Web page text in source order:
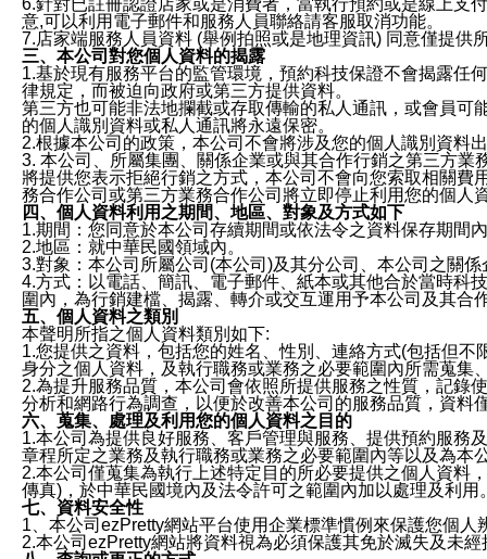
意,可以利用電子郵件和服務人員聯絡請客服取消功能。
7.店家端服務人員資料 (舉例拍照或是地理資訊) 同意僅提
三、本公司對您個人資料的揭露
1.基於現有服務平台的監管環境，預約科技保證不會揭露任
律規定，而被迫向政府或第三方提供資料。
第三方也可能非法地攔截或存取傳輸的私人通訊，或會員
的個人識別資料或私人通訊將永遠保密。
2.根據本公司的政策，本公司不會將涉及您的個人識別資料
3. 本公司、所屬集團、關係企業或與其合作行銷之第三方
將提供您表示拒絕行銷之方式，本公司不會向您索取相關
務合作公司或第三方業務合作公司將立即停止利用您的個人
四、個人資料利用之期間、地區、對象及方式如下
1.期間：您同意於本公司存續期間或依法令之資料保存期間
2.地區：就中華民國領域內。
3.對象：本公司所屬公司(本公司)及其分公司、本公司之關
4.方式：以電話、簡訊、電子郵件、紙本或其他合於當時科
圍內，為行銷建檔、揭露、轉介或交互運用予本公司及其合
五、個人資料之類別
本聲明所指之個人資料類別如下:
1.您提供之資料，包括您的姓名、性別、連絡方式(包括但
身分之個人資料，及執行職務或業務之必要範圍內所需蒐集
2.為提升服務品質，本公司會依照所提供服務之性質，記錄
分析和網路行為調查，以便於改善本公司的服務品質，資料
六、蒐集、處理及利用您的個人資料之目的
1.本公司為提供良好服務、客戶管理與服務、提供預約服務
章程所定之業務及執行職務或業務之必要範圍內等以及為
2.本公司僅蒐集為執行上述特定目的所必要提供之個人資料
傳真)，於中華民國境內及法令許可之範圍內加以處理及利用
七、資料安全性
1、本公司ezPretty網站平台使用企業標準慣例來保護您個
2.本公司ezPretty網站將資料視為必須保護其免於滅失及未